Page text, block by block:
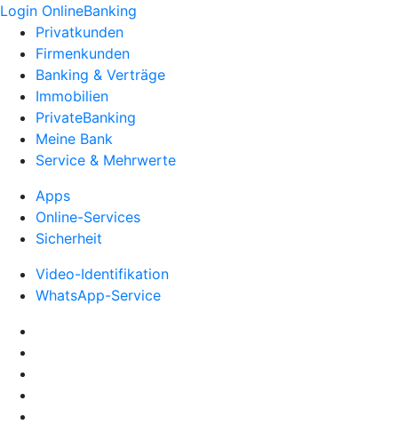
Login OnlineBanking
Privatkunden
Firmenkunden
Banking & Verträge
Immobilien
PrivateBanking
Meine Bank
Service & Mehrwerte
Apps
Online-Services
Sicherheit
Video-Identifikation
WhatsApp-Service